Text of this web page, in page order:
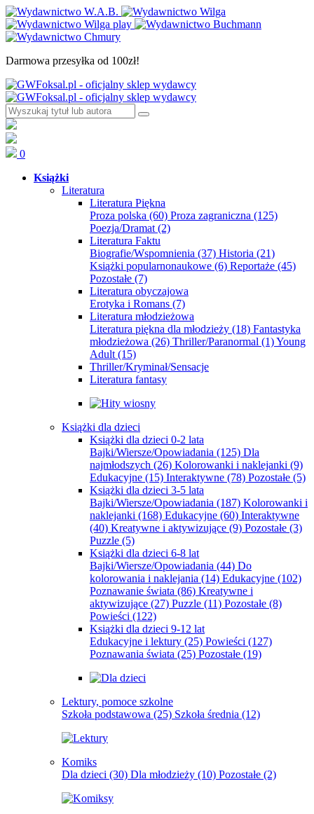
Darmowa przesyłka od 100zł!
0
Książki
Literatura
Literatura Piękna
Proza polska (60) Proza zagraniczna (125)
Poezja/Dramat (2)
Literatura Faktu
Biografie/Wspomnienia (37) Historia (21)
Książki popularnonaukowe (6) Reportaże (45)
Pozostałe (7)
Literatura obyczajowa
Erotyka i Romans (7)
Literatura młodzieżowa
Literatura piękna dla młodzieży (18) Fantastyka
młodzieżowa (26) Thriller/Paranormal (1)Young
Adult (15)
Thriller/Kryminał/Sensacje
Literatura fantasy
Książki dla dzieci
Książki dla dzieci 0-2 lata
Bajki/Wiersze/Opowiadania (125) Dla
najmłodszych (26) Kolorowanki i naklejanki (9)
Edukacyjne (15) Interaktywne (78) Pozostałe (5)
Książki dla dzieci 3-5 lata
Bajki/Wiersze/Opowiadania (187) Kolorowanki i
naklejanki (168) Edukacyjne (60) Interaktywne
(40) Kreatywne i aktywizujące (9) Pozostałe (3)
Puzzle (5)
Książki dla dzieci 6-8 lat
Bajki/Wiersze/Opowiadania (44) Do
kolorowania i naklejania (14) Edukacyjne (102)
Poznawanie świata (86) Kreatywne i
aktywizujące (27) Puzzle (11) Pozostałe (8)
Powieści (122)
Książki dla dzieci 9-12 lat
Edukacyjne i lektury (25) Powieści (127)
Poznawania świata (25) Pozostałe (19)
Lektury, pomoce szkolne
Szkoła podstawowa (25) Szkoła średnia (12)
Komiks
Dla dzieci (30) Dla młodzieży (10) Pozostałe (2)